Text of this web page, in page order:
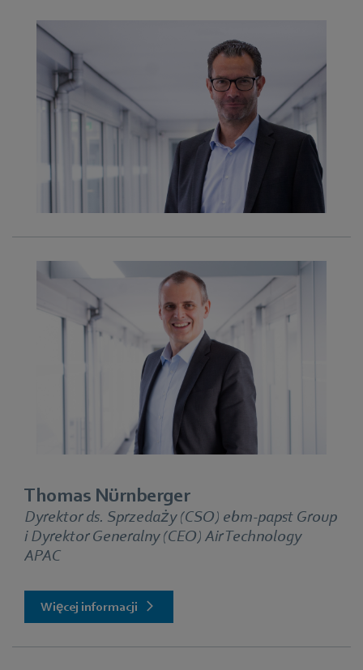
Thomas Nürnberger
Dyrektor ds. Sprzedaży (CSO) ebm‑papst Group
i Dyrektor Generalny (CEO) Air Technology
APAC
Więcej informacji